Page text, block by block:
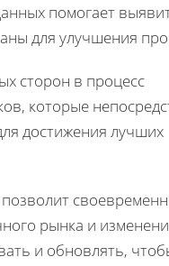
помогает
для улучшения
сторон в процесс
которые
достижения лучших
рынка и
и обновлять,